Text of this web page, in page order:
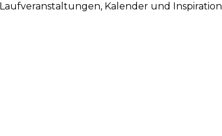
Laufveranstaltungen, Kalender und Inspiration